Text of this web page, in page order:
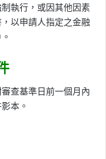
執行，或因其他因素
以申請人指定之金融
查基準日前一個月內
本。